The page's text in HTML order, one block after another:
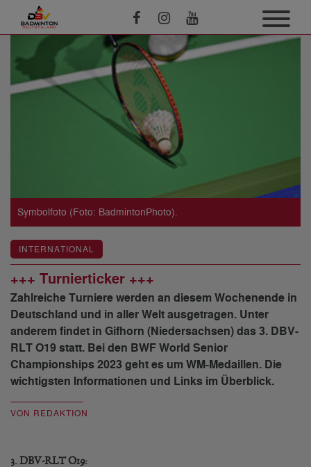
Symbolfoto (Foto: BadmintonPhoto).
INTERNATIONAL
+++ Turnierticker +++
Zahlreiche Turniere werden an diesem Wochenende in
Deutschland und in aller Welt ausgetragen. Unter
anderem findet in Gifhorn (Niedersachsen) das 3. DBV-
RLT O19 statt. Bei den BWF World Senior
Championships 2023 geht es um WM-Medaillen. Die
wichtigsten Informationen und Links im Überblick.
VON REDAKTION
3. DBV-RLT O19: